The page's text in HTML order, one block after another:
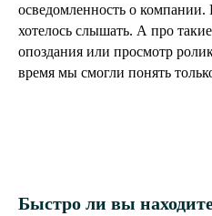
осведомленность о компании.
хотелось слышать. А про
опоздания или просмотр
время мы смогли понять
Быстро ли вы